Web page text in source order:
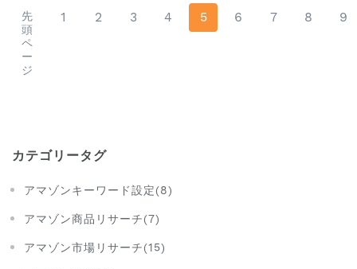
先
頭
ペ
ー
ジ
1 2 3 4 5 6 7 8 9
カテゴリータグ
アマゾンキーワード設定(8)
アマゾン商品リサーチ(7)
アマゾン市場リサーチ(15)